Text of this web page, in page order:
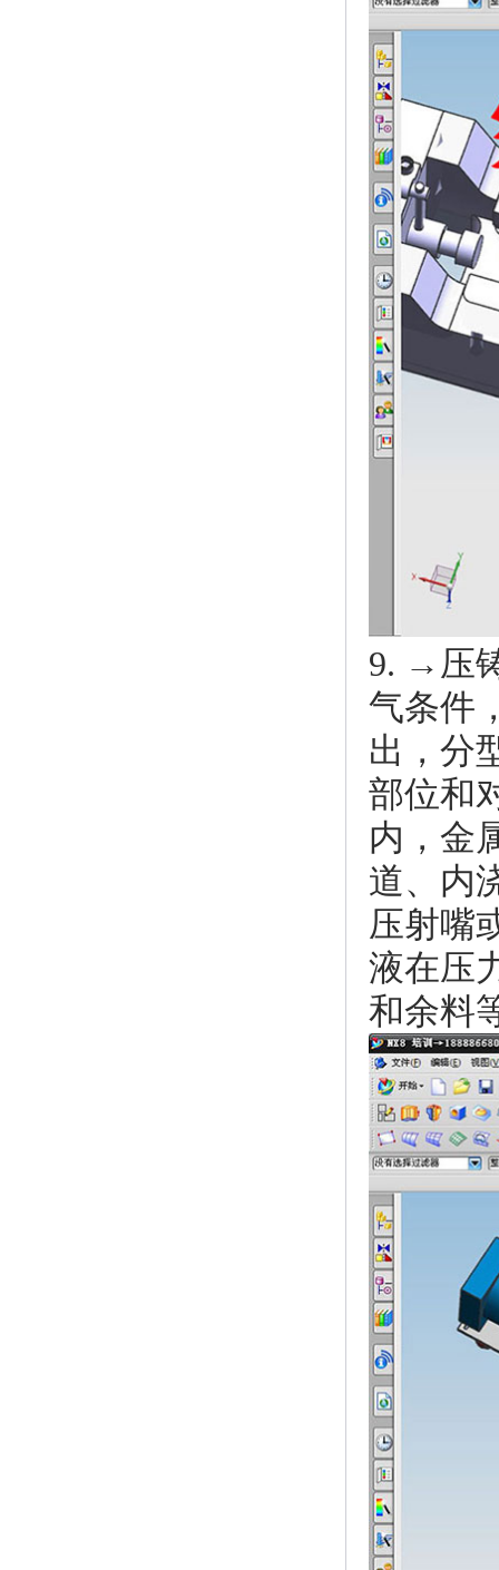
9. →压
气条件
出 ，分
部位和
内，金
道、内
压射嘴
液在压
和余料